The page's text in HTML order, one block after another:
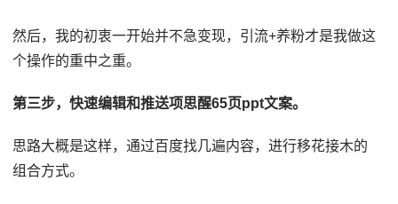
然后，我的初衷一开始并不急变现，引流+养粉才是我做这
个操作的重中之重。
第三步，快速编辑和推送项思醒65页ppt文案。
思路大概是这样，通过百度找几遍内容，进行移花接木的
组合方式。